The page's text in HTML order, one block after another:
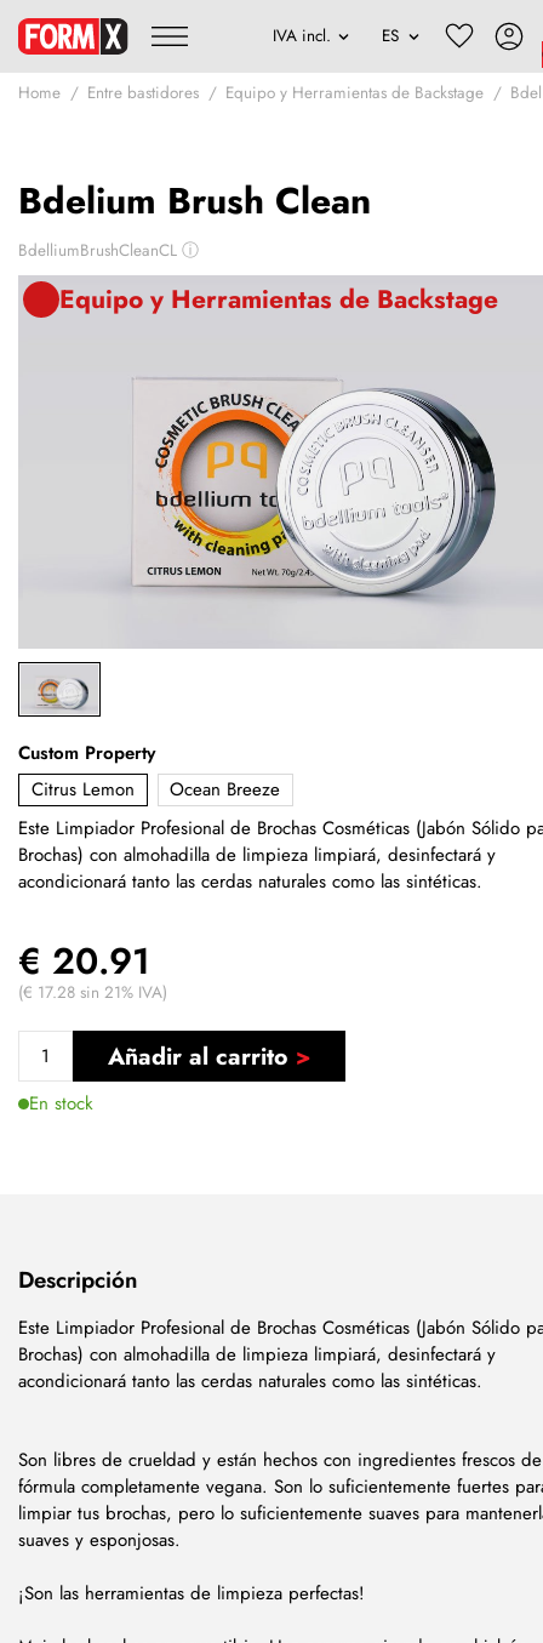
Home Entre bastidores Equipo y Herramientas de Backstage
Bdelium Brush Clean
BdelliumBrushCleanCL ⓘ
Equipo y Herramientas de Backstage
Custom Property
Citrus Lemon
Ocean Breeze
Este Limpiador Profesional de Brochas Cosméticas (Jabón Sólido
Brochas) con almohadilla de limpieza limpiará, desinfectará y
acondicionará tanto las cerdas naturales como las sintéticas.
€ 20.91
(€ 17.28 sin 21% IVA)
Añadir al carrito
En stock
Descripción
Este Limpiador Profesional de Brochas Cosméticas (Jabón Sólido
Brochas) con almohadilla de limpieza limpiará, desinfectará y
acondicionará tanto las cerdas naturales como las sintéticas.
Son libres de crueldad y están hechos con ingredientes frescos
fórmula completamente vegana. Son lo suficientemente fuertes
limpiar tus brochas, pero lo suficientemente suaves para
suaves y esponjosas.
¡Son las herramientas de limpieza perfectas!